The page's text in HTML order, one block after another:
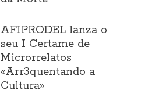
AFIPRODEL lanza o
seu I Certame de
Microrrelatos
«Arr3quentando a
Cultura»